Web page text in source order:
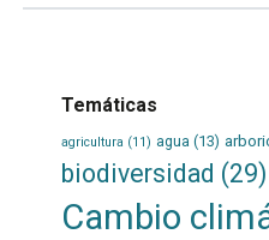
Temáticas
agricultura (11) agua (13)
biodiversidad (29)
Cambio